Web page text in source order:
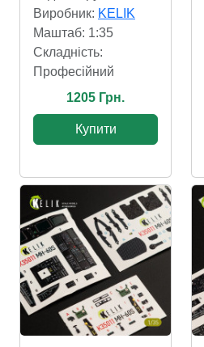
Виробник: KELIK
Маштаб: 1:35
Складність:
Професійний
1205 Грн.
Купити